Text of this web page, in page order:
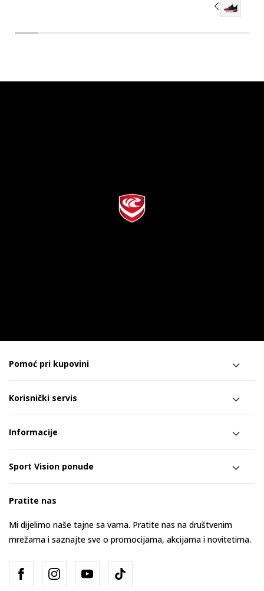
Pomoć pri kupovini
Korisnički servis
Informacije
Sport Vision ponude
Pratite nas
Mi dijelimo naše tajne sa vama. Pratite nas na društvenim
mrežama i saznajte sve o promocijama, akcijama i novitetima.